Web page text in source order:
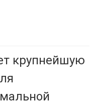
крупнейшую